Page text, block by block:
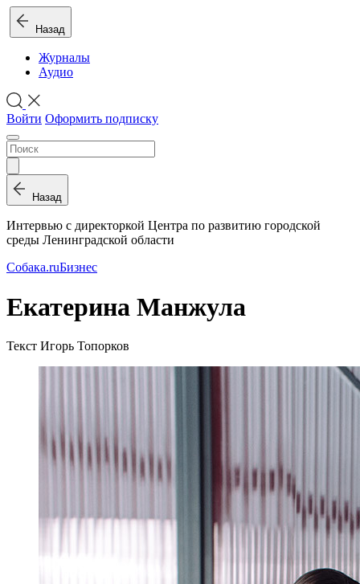
Назад
Журналы
Аудио
Войти Оформить подписку
Назад
Интервью с директоркой Центра по развитию городской
среды Ленинградской области
Собака.ruБизнес
Екатерина Манжула
Текст Игорь Топорков